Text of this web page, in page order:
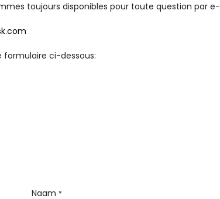
toujours disponibles pour toute question par e-
formulaire ci-dessous:
Naam *